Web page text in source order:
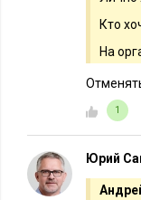
Значит, надо
Кто
На
1
Юрий